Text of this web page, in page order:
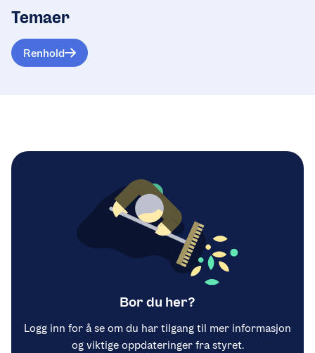
Temaer
Renhold
Bor du her?
Logg inn for å se om du har tilgang til mer informasjon
og viktige oppdateringer fra styret.